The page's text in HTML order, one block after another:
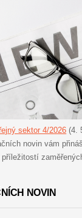
sektor 4/2026 (4.
novin vám
NOVIN